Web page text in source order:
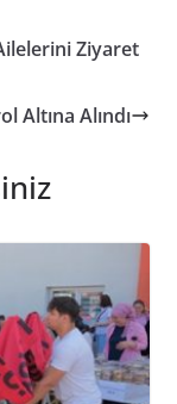
Ziyaret
Altına Alındı